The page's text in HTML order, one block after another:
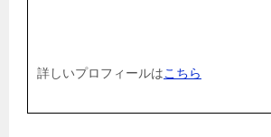
詳しいプロフィールはこちら